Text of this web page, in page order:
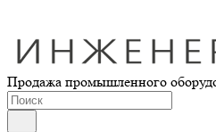
Продажа промышленного